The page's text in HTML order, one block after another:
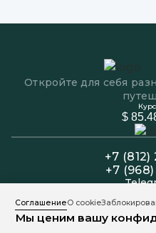
Откройте для себя
$
+7 (812)
+7 (968)
Колл-центр:
191025, Санкт-
СоглашениеО cookie
Мы ценим вашу